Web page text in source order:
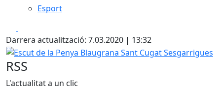
Esport
Darrera actualització: 7.03.2020 | 13:32
Escut de la Penya Blaugrana Sant Cugat Sesgarrigues
RSS
L'actualitat a un clic